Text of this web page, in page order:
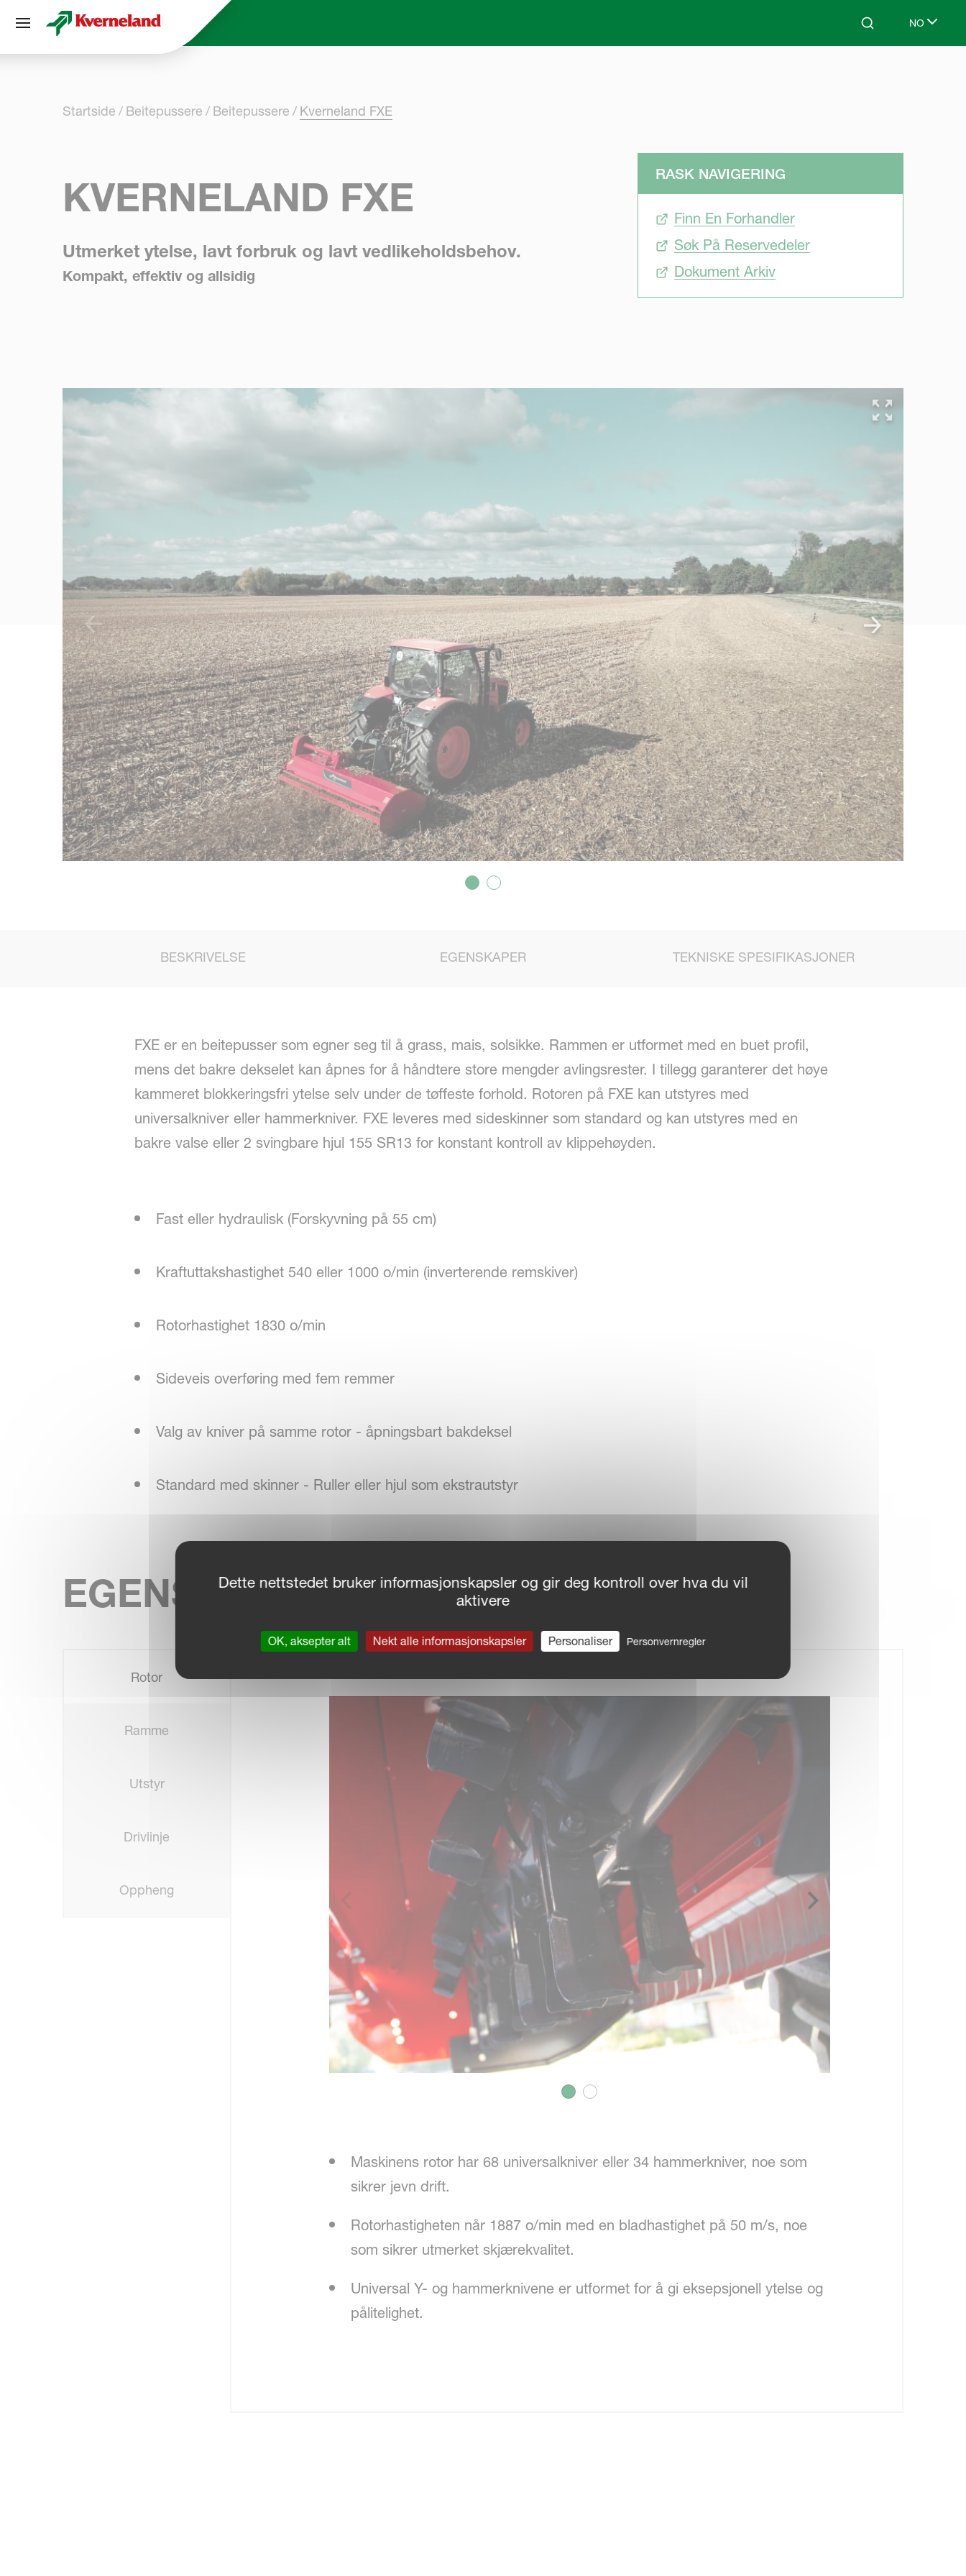
Search NO
Select
Startside Beitepussere Beitepussere Kverneland FXE
KVERNELAND FXE
Utmerket ytelse, lavt forbruk og lavt vedlikeholdsbehov.
Kompakt, effektiv og allsidig
RASK NAVIGERING
Finn En Forhandler
Søk På Reservedeler
Dokument Arkiv
BESKRIVELSE EGENSKAPER TEKNISKE SPESIFIKASJONER
FXE er en beitepusser som egner seg til å grass, mais, solsikke. Rammen er utformet med en buet profil,
mens det bakre dekselet kan åpnes for å håndtere store mengder avlingsrester. I tillegg garanterer det høye
kammeret blokkeringsfri ytelse selv under de tøffeste forhold. Rotoren på FXE kan utstyres med
universalkniver eller hammerkniver. FXE leveres med sideskinner som standard og kan utstyres med en
bakre valse eller 2 svingbare hjul 155 SR13 for konstant kontroll av klippehøyden.
Fast eller hydraulisk (Forskyvning på 55 cm)
Kraftuttakshastighet 540 eller 1000 o/min (inverterende remskiver)
Rotorhastighet 1830 o/min
Sideveis overføring med fem remmer
Valg av kniver på samme rotor - åpningsbart bakdeksel
Standard med skinner - Ruller eller hjul som ekstrautstyr
EGENSKAPER
Rotor
Ramme
Utstyr
Drivlinje
Oppheng
Maskinens rotor har 68 universalkniver eller 34 hammerkniver, noe som
sikrer jevn drift.
Rotorhastigheten når 1887 o/min med en bladhastighet på 50 m/s, noe
som sikrer utmerket skjærekvalitet.
Universal Y- og hammerknivene er utformet for å gi eksepsjonell ytelse og
pålitelighet.
Panel for informasjonskapsler
Dette nettstedet bruker informasjonskapsler og gir deg kontroll over hva du vil
aktivere
OK, aksepter alt Nekt alle informasjonskapsler Personaliser Personvernregler